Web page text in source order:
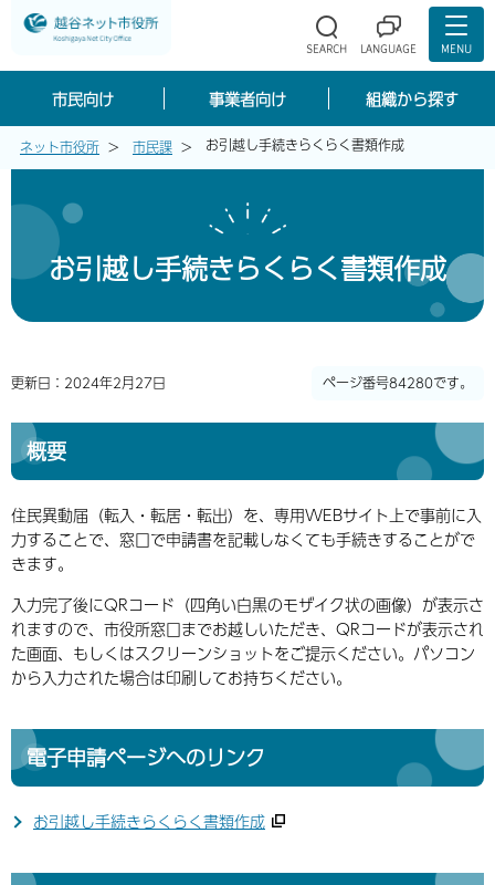
市民向け 事業者向け 組織から探す
ネット市役所 市民課 お引越し手続きらくらく書類作成
お引越し手続きらくらく書類作成
更新日：2024年2月27日 ページ番号84280です。
概要
住民異動届（転入・転居・転出）を、専用WEBサイト上で事前に入
力することで、窓口で申請書を記載しなくても手続きすることがで
きます。
入力完了後にQRコード（四角い白黒のモザイク状の画像）が表示さ
れますので、市役所窓口までお越しいただき、QRコードが表示され
た画面、もしくはスクリーンショットをご提示ください。パソコン
から入力された場合は印刷してお持ちください。
電子申請ページへのリンク
お引越し手続きらくらく書類作成